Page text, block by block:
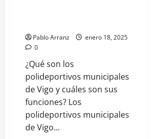
Pablo Arranz
enero 18, 2025
0
¿Qué son los
polideportivos municipales
de Vigo y cuáles son sus
funciones? Los
polideportivos municipales
de Vigo...